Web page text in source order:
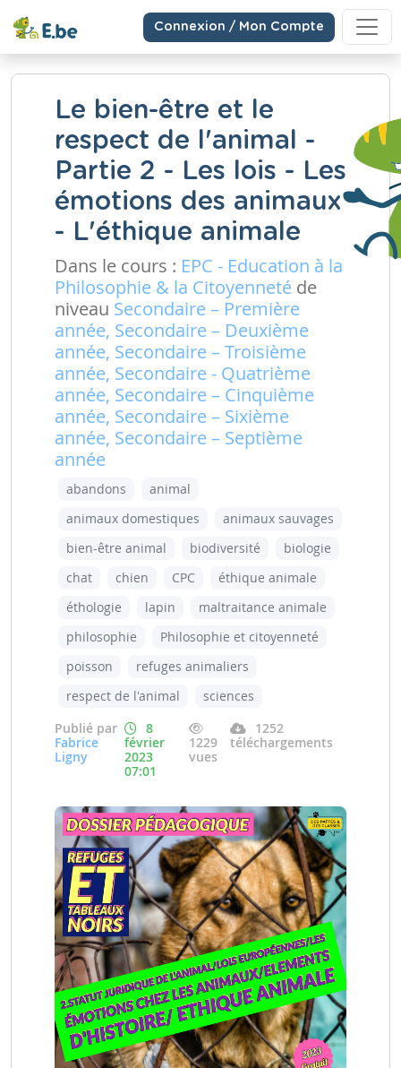
Connexion / Mon Compte
Le bien-être et le
respect de l'animal -
Partie 2 - Les lois - Les
émotions des animaux
- L'éthique animale
Dans le cours : EPC - Education à la
Philosophie & la Citoyenneté de
niveau Secondaire – Première
année, Secondaire – Deuxième
année, Secondaire – Troisième
année, Secondaire - Quatrième
année, Secondaire – Cinquième
année, Secondaire – Sixième
année, Secondaire – Septième
année
abandons
animal
animaux domestiques
animaux sauvages
bien-être animal
biodiversité
biologie
chat
chien CPC
éthique animale
éthologie
lapin
maltraitance animale
philosophie
Philosophie et citoyenneté
poisson
refuges animaliers
respect de l'animal
sciences
Publié par
Fabrice
Ligny
8
février
2023
07:01
1229
vues
1252
téléchargements